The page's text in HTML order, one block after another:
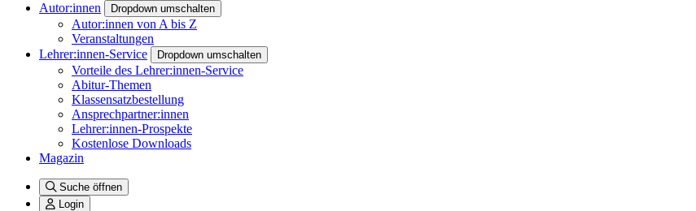
Autor:innen
Dropdown umschalten
Autor:innen von A bis Z
Veranstaltungen
Lehrer:innen-Service
Dropdown umschalten
Vorteile des Lehrer:innen-Service
Abitur-Themen
Klassensatzbestellung
Ansprechpartner:innen
Lehrer:innen-Prospekte
Kostenlose Downloads
Magazin
Suche öffnen
Login